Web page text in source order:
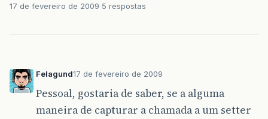
17 de fevereiro de 2009 5 respostas
Felagund17 de fevereiro de 2009
Pessoal, gostaria de saber, se a alguma
maneira de capturar a chamada a um setter